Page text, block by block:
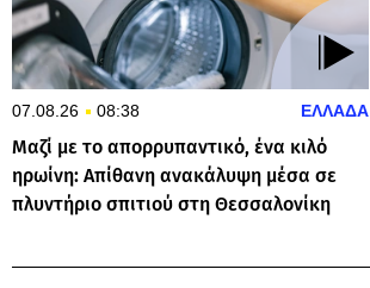
07.08.26 08:38 ΕΛΛΑΔΑ
Μαζί με το απορρυπαντικό, ένα κιλό
ηρωίνη: Απίθανη ανακάλυψη μέσα σε
πλυντήριο σπιτιού στη Θεσσαλονίκη